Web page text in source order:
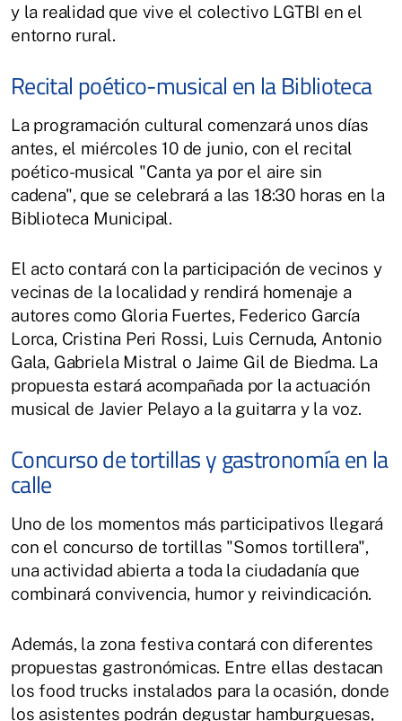
y la realidad que vive el colectivo LGTBI en el
entorno rural.
Recital poético-musical en la Biblioteca
La programación cultural comenzará unos días
antes, el miércoles 10 de junio, con el recital
poético-musical "Canta ya por el aire sin
cadena", que se celebrará a las 18:30 horas en la
Biblioteca Municipal.
El acto contará con la participación de vecinos y
vecinas de la localidad y rendirá homenaje a
autores como Gloria Fuertes, Federico García
Lorca, Cristina Peri Rossi, Luis Cernuda, Antonio
Gala, Gabriela Mistral o Jaime Gil de Biedma. La
propuesta estará acompañada por la actuación
musical de Javier Pelayo a la guitarra y la voz.
Concurso de tortillas y gastronomía en la
calle
Uno de los momentos más participativos llegará
con el concurso de tortillas "Somos tortillera",
una actividad abierta a toda la ciudadanía que
combinará convivencia, humor y reivindicación.
Además, la zona festiva contará con diferentes
propuestas gastronómicas. Entre ellas destacan
los food trucks instalados para la ocasión, donde
los asistentes podrán degustar hamburguesas,